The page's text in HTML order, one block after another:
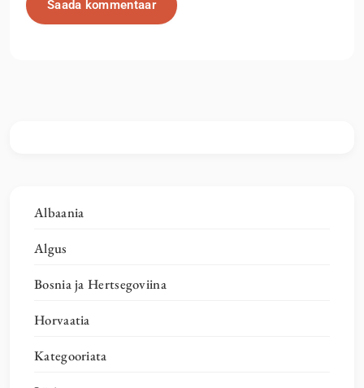
Albaania
Algus
Bosnia ja Hertsegoviina
Horvaatia
Kategooriata